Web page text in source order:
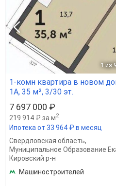
1 из
1-комн квартира в новом
1А, 35 м², 3/30 эт.
7 697 000 ₽
219 914 ₽ за м2
Ипотека от 33 964 ₽ в месяц
Свердловская область,
Муниципальное Образование
Кировский р-н
Машиностроителей